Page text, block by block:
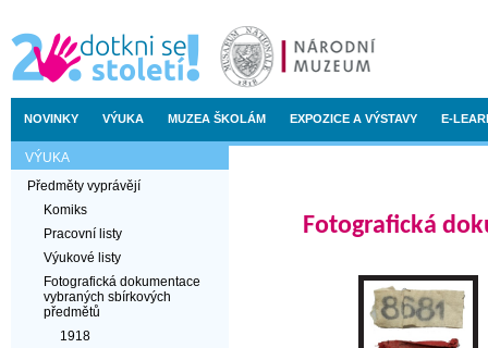
NOVINKY VÝUKA MUZEA ŠKOLÁM EXPOZICE A VÝSTAVY E-
VÝUKA
Předměty vyprávějí
Komiks
Pracovní listy
Výukové listy
Fotografická dokumentace
vybraných sbírkových
předmětů
1918
Fotografická